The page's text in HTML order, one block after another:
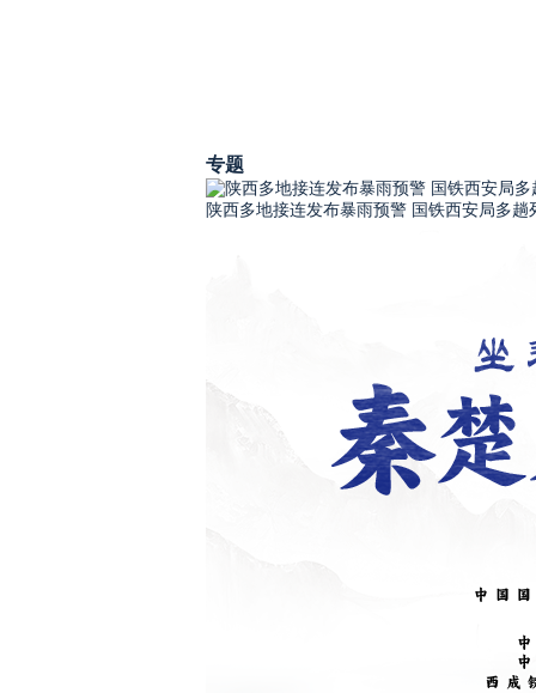
专题
陕西多地接连发布暴雨预警 国铁西安局多趟